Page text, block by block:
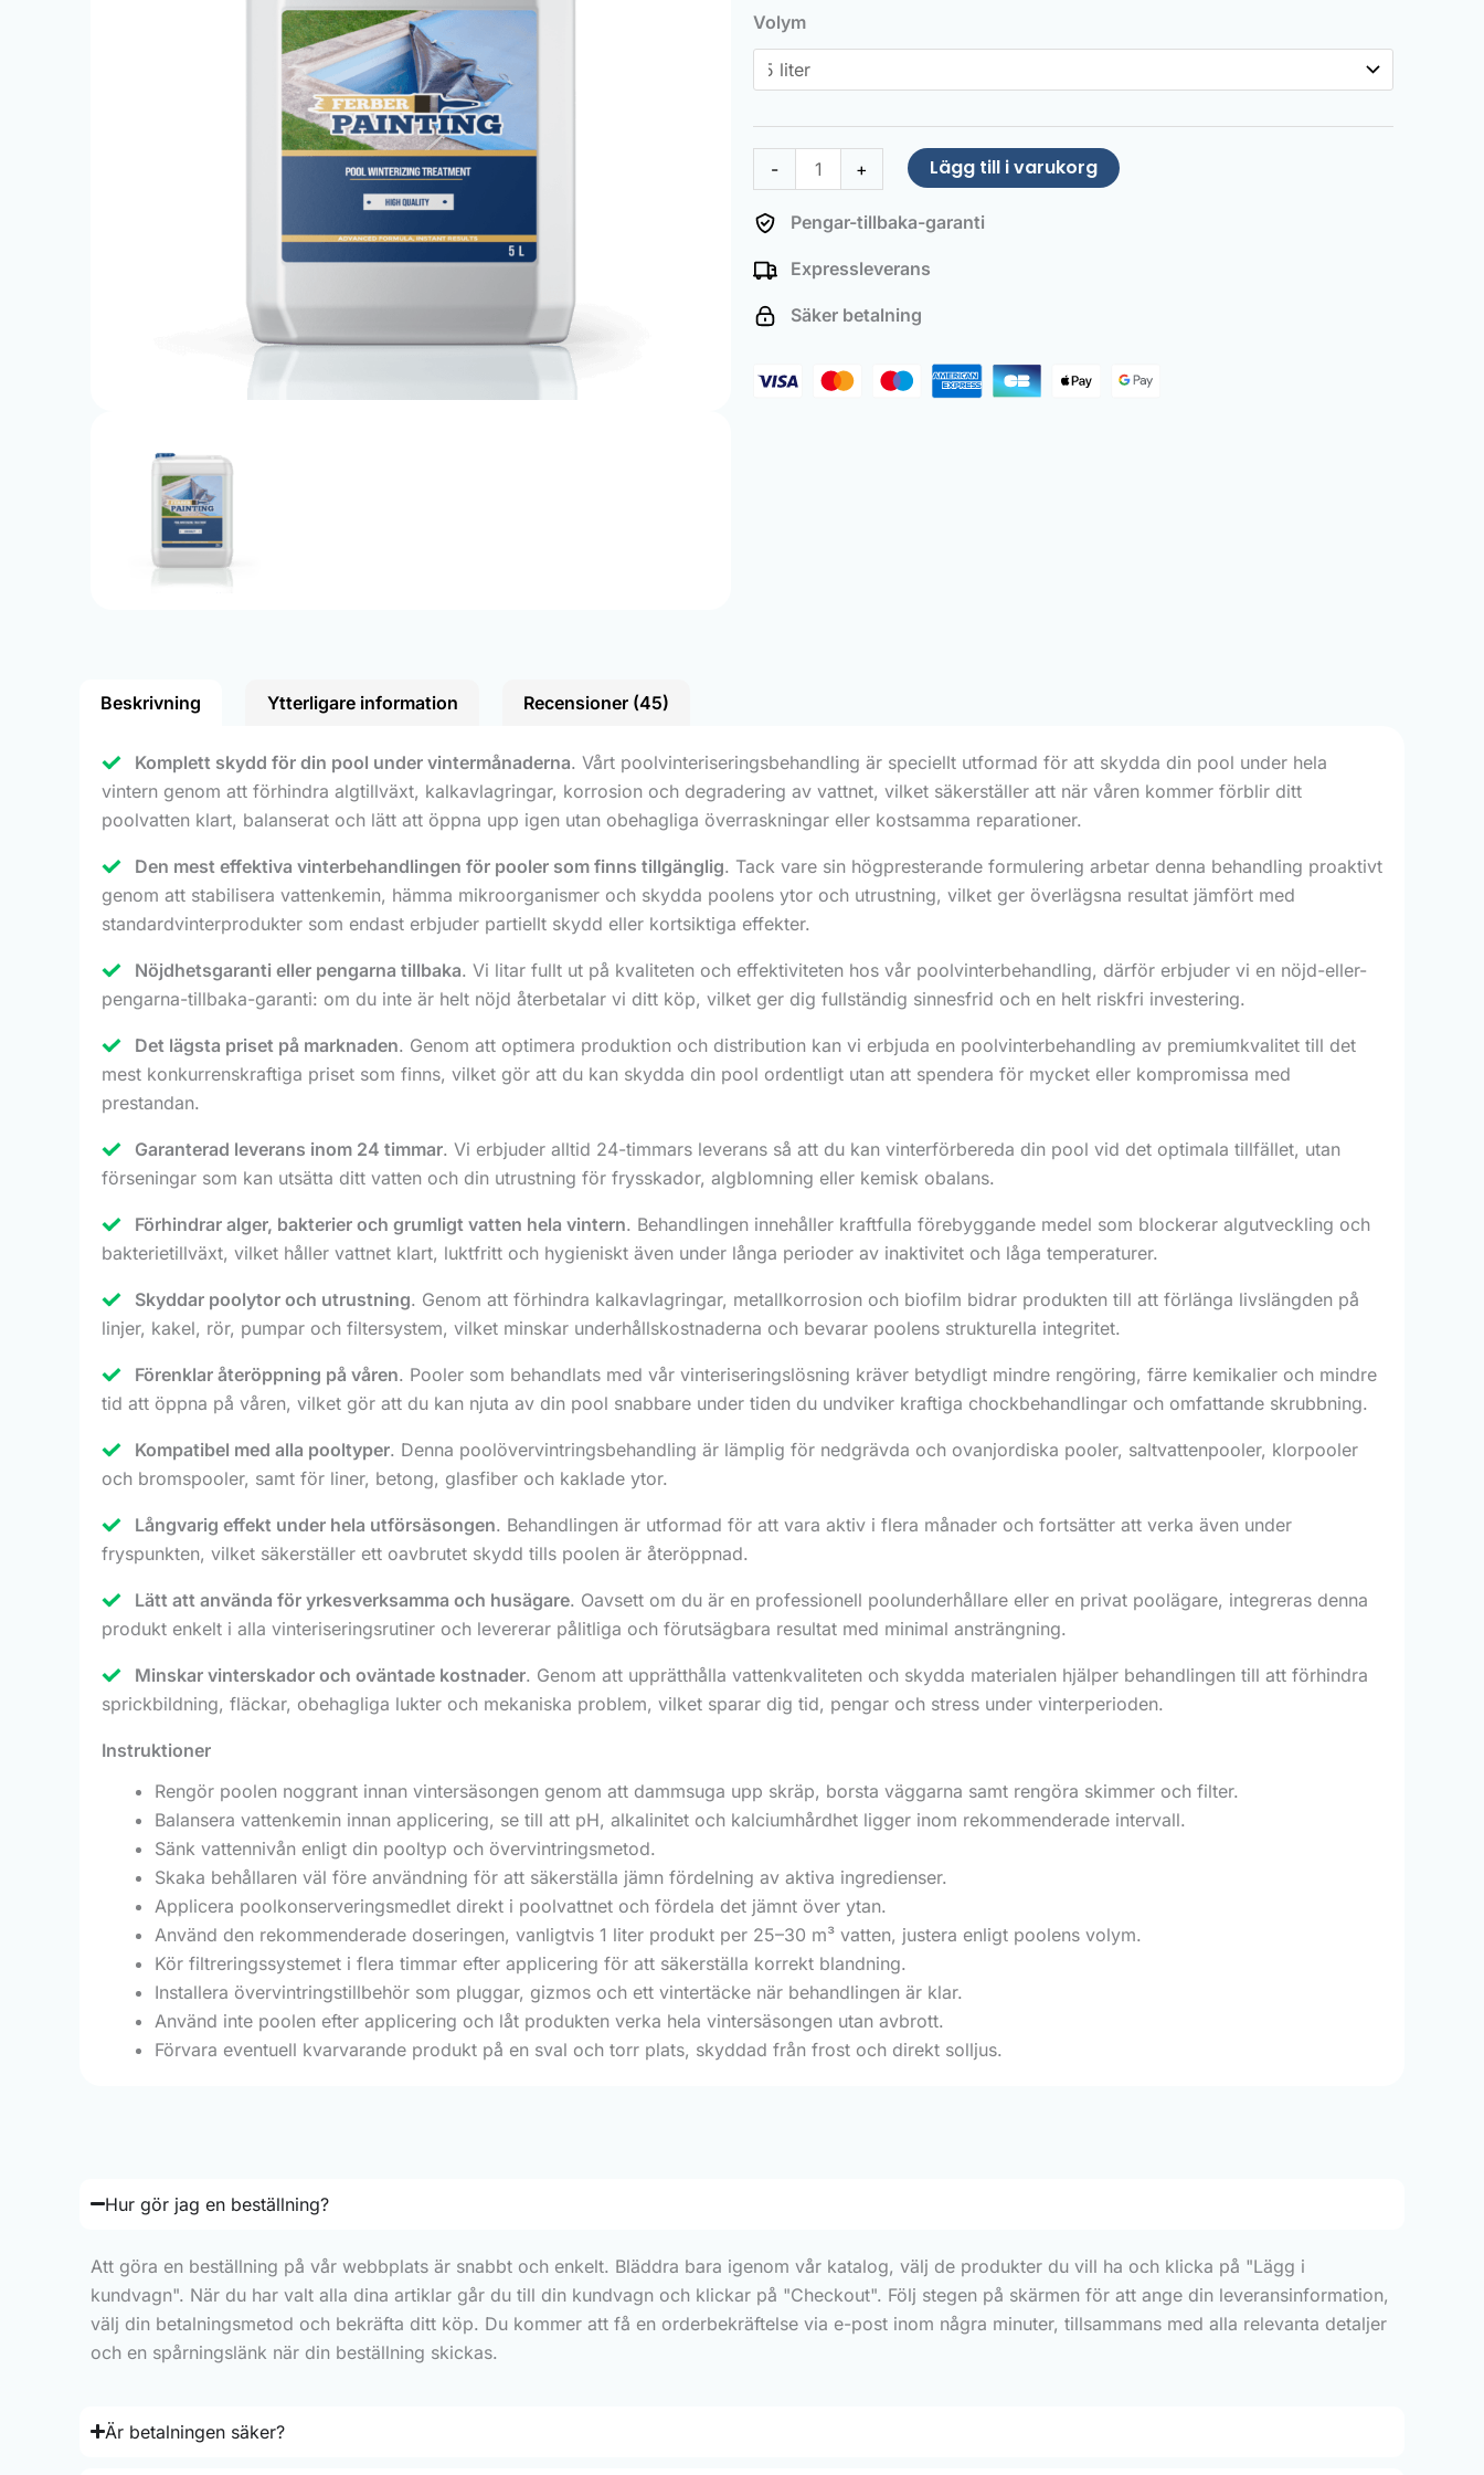
Volym
-
Winterizing
mängd
+ Lägg till i varukorg
Pengar-tillbaka-garanti
Expressleverans
Säker betalning
Beskrivning Ytterligare information Recensioner (45)
Komplett skydd för din pool under vintermånaderna. Vårt poolvinteriseringsbehandling är speciellt utformad för att skydda din pool under hela
vintern genom att förhindra algtillväxt, kalkavlagringar, korrosion och degradering av vattnet, vilket säkerställer att när våren kommer förblir ditt
poolvatten klart, balanserat och lätt att öppna upp igen utan obehagliga överraskningar eller kostsamma reparationer.
Den mest effektiva vinterbehandlingen för pooler som finns tillgänglig. Tack vare sin högpresterande formulering arbetar denna behandling proaktivt
genom att stabilisera vattenkemin, hämma mikroorganismer och skydda poolens ytor och utrustning, vilket ger överlägsna resultat jämfört med
standardvinterprodukter som endast erbjuder partiellt skydd eller kortsiktiga effekter.
Nöjdhetsgaranti eller pengarna tillbaka. Vi litar fullt ut på kvaliteten och effektiviteten hos vår poolvinterbehandling, därför erbjuder vi en nöjd-eller-
pengarna-tillbaka-garanti: om du inte är helt nöjd återbetalar vi ditt köp, vilket ger dig fullständig sinnesfrid och en helt riskfri investering.
Det lägsta priset på marknaden. Genom att optimera produktion och distribution kan vi erbjuda en poolvinterbehandling av premiumkvalitet till det
mest konkurrenskraftiga priset som finns, vilket gör att du kan skydda din pool ordentligt utan att spendera för mycket eller kompromissa med
prestandan.
Garanterad leverans inom 24 timmar. Vi erbjuder alltid 24-timmars leverans så att du kan vinterförbereda din pool vid det optimala tillfället, utan
förseningar som kan utsätta ditt vatten och din utrustning för frysskador, algblomning eller kemisk obalans.
Förhindrar alger, bakterier och grumligt vatten hela vintern. Behandlingen innehåller kraftfulla förebyggande medel som blockerar algutveckling och
bakterietillväxt, vilket håller vattnet klart, luktfritt och hygieniskt även under långa perioder av inaktivitet och låga temperaturer.
Skyddar poolytor och utrustning. Genom att förhindra kalkavlagringar, metallkorrosion och biofilm bidrar produkten till att förlänga livslängden på
linjer, kakel, rör, pumpar och filtersystem, vilket minskar underhållskostnaderna och bevarar poolens strukturella integritet.
Förenklar återöppning på våren. Pooler som behandlats med vår vinteriseringslösning kräver betydligt mindre rengöring, färre kemikalier och mindre
tid att öppna på våren, vilket gör att du kan njuta av din pool snabbare under tiden du undviker kraftiga chockbehandlingar och omfattande skrubbning.
Kompatibel med alla pooltyper. Denna poolövervintringsbehandling är lämplig för nedgrävda och ovanjordiska pooler, saltvattenpooler, klorpooler
och bromspooler, samt för liner, betong, glasfiber och kaklade ytor.
Långvarig effekt under hela utförsäsongen. Behandlingen är utformad för att vara aktiv i flera månader och fortsätter att verka även under
fryspunkten, vilket säkerställer ett oavbrutet skydd tills poolen är återöppnad.
Lätt att använda för yrkesverksamma och husägare. Oavsett om du är en professionell poolunderhållare eller en privat poolägare, integreras denna
produkt enkelt i alla vinteriseringsrutiner och levererar pålitliga och förutsägbara resultat med minimal ansträngning.
Minskar vinterskador och oväntade kostnader. Genom att upprätthålla vattenkvaliteten och skydda materialen hjälper behandlingen till att förhindra
sprickbildning, fläckar, obehagliga lukter och mekaniska problem, vilket sparar dig tid, pengar och stress under vinterperioden.
Instruktioner
Rengör poolen noggrant innan vintersäsongen genom att dammsuga upp skräp, borsta väggarna samt rengöra skimmer och filter.
Balansera vattenkemin innan applicering, se till att pH, alkalinitet och kalciumhårdhet ligger inom rekommenderade intervall.
Sänk vattennivån enligt din pooltyp och övervintringsmetod.
Skaka behållaren väl före användning för att säkerställa jämn fördelning av aktiva ingredienser.
Applicera poolkonserveringsmedlet direkt i poolvattnet och fördela det jämnt över ytan.
Använd den rekommenderade doseringen, vanligtvis 1 liter produkt per 25–30 m³ vatten, justera enligt poolens volym.
Kör filtreringssystemet i flera timmar efter applicering för att säkerställa korrekt blandning.
Installera övervintringstillbehör som pluggar, gizmos och ett vintertäcke när behandlingen är klar.
Använd inte poolen efter applicering och låt produkten verka hela vintersäsongen utan avbrott.
Förvara eventuell kvarvarande produkt på en sval och torr plats, skyddad från frost och direkt solljus.
Hur gör jag en beställning?
Att göra en beställning på vår webbplats är snabbt och enkelt. Bläddra bara igenom vår katalog, välj de produkter du vill ha och klicka på "Lägg i
kundvagn". När du har valt alla dina artiklar går du till din kundvagn och klickar på "Checkout". Följ stegen på skärmen för att ange din leveransinformation,
välj din betalningsmetod och bekräfta ditt köp. Du kommer att få en orderbekräftelse via e-post inom några minuter, tillsammans med alla relevanta detaljer
och en spårningslänk när din beställning skickas.
Är betalningen säker?